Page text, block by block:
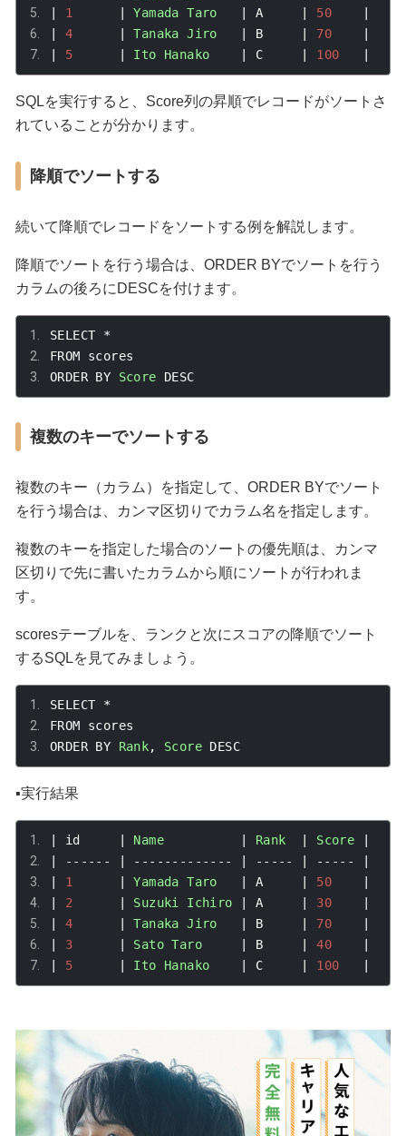
1 Yamada Taro A 50
4 Tanaka Jiro B 70
5 Ito Hanako C 100
SQLを実行すると、 Score列の昇順でレコードがソートさ
れていることが分かります。
降順でソートする
続いて降順でレコードをソートする例を解説します。
降順でソートを行う場合は、 ORDER BYでソートを行う
カラムの後ろに DESCを付けます。
SELECT *
FROM scores
ORDER BY Score DESC
複数のキーでソートする
複数のキー（カラム）を指定して、 ORDER BYでソート
を行う場合は、カンマ区切りでカラム名を指定します。
複数のキーを指定した場合のソートの優先順は、カンマ
区切りで先に書いたカラムから順にソートが行われま
す。
scoresテーブルを、ランクと次にスコアの降順でソート
するSQLを見てみましょう。
SELECT *
FROM scores
ORDER BY Rank, Score DESC
▪️実行結果
id Name Rank Score
------ ------------- ----- -----
1 Yamada Taro A 50
2 Suzuki Ichiro A 30
4 Tanaka Jiro B 70
3 Sato Taro B 40
5 Ito Hanako C 100